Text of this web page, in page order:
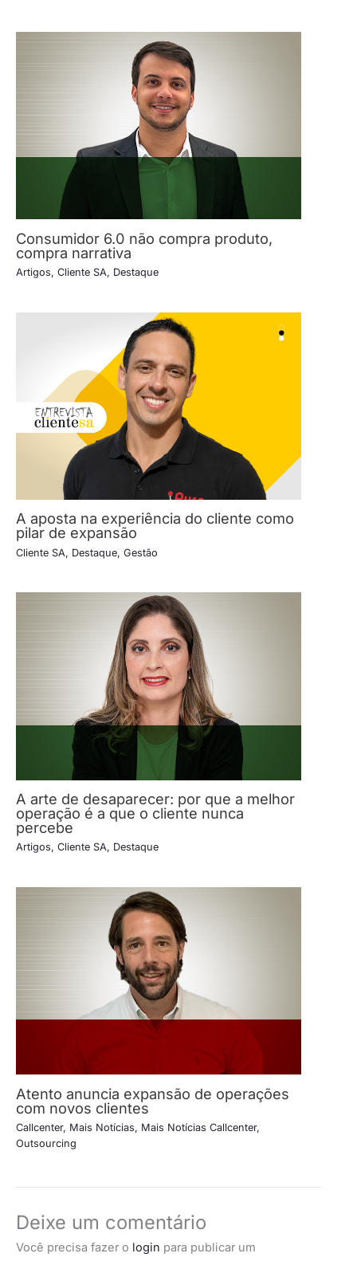
Consumidor 6.0 não compra produto,
compra narrativa
Artigos, Cliente SA, Destaque
A aposta na experiência do cliente como
pilar de expansão
Cliente SA, Destaque, Gestão
A arte de desaparecer: por que a melhor
operação é a que o cliente nunca
percebe
Artigos, Cliente SA, Destaque
Atento anuncia expansão de operações
com novos clientes
Callcenter, Mais Notícias, Mais Notícias Callcenter,
Outsourcing
Deixe um comentário
Você precisa fazer o login para publicar um